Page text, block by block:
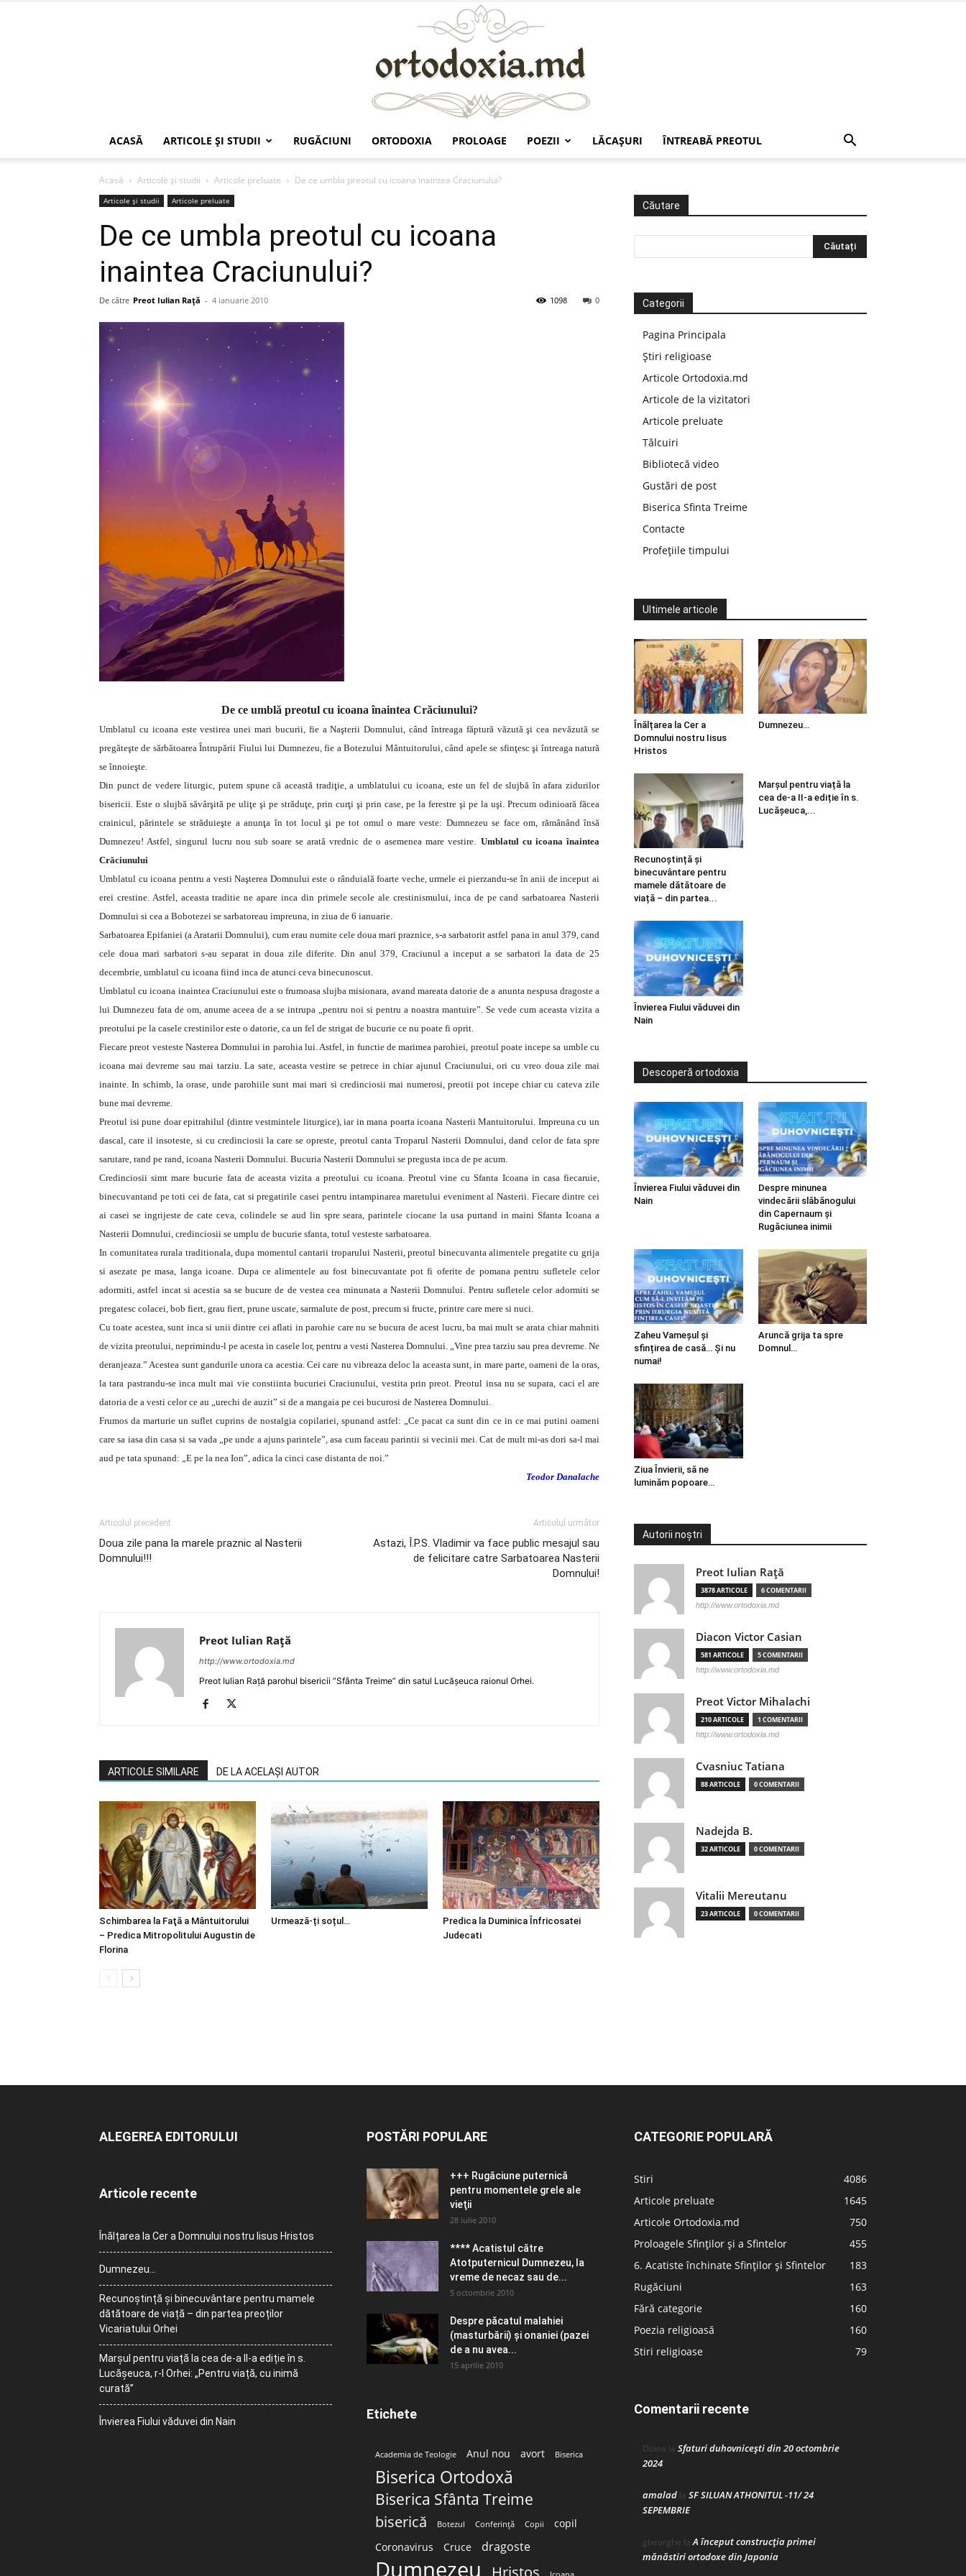
ACASĂ ARTICOLE ŞI STUDII RUGĂCIUNI ORTODOXIA PROLOAGE POEZII LĂCAŞURI ÎNTREABĂ PREOTUL
Acasă Articole şi studii Articole preluate De ce umbla preotul cu icoana inaintea Craciunului?
Articole şi studii Articole preluate
De ce umbla preotul cu icoana
inaintea Craciunului?
De către Preot Iulian Raţă - 4 ianuarie 2010 0
1098
De ce umblă preotul cu icoana înaintea Crăciunului?
Umblatul cu icoana este vestirea unei mari bucurii, fie a Naşterii Domnului, când întreaga făptură văzută şi cea nevăzută se
pregăteşte de sărbătoarea Întrupării Fiului lui Dumnezeu, fie a Botezului Mântuitorului, când apele se sfinţesc şi întreaga natură
se înnoieşte.
Din punct de vedere liturgic, putem spune că această tradiţie, a umblatului cu icoana, este un fel de slujbă în afara zidurilor
bisericii. Este o slujbă săvârşită pe uliţe şi pe străduţe, prin curţi şi prin case, pe la ferestre şi pe la uşi. Precum odinioară făcea
crainicul, părintele se străduieşte a anunţa în tot locul şi pe tot omul o mare veste: Dumnezeu se face om, rămânând însă
Dumnezeu! Astfel, singurul lucru nou sub soare se arată vrednic de o asemenea mare vestire. Umblatul cu icoana înaintea
Crăciunului
Umblatul cu icoana pentru a vesti Naşterea Domnului este o rânduială foarte veche, urmele ei pierzandu-se în anii de inceput ai
erei crestine. Astfel, aceasta traditie ne apare inca din primele secole ale crestinismului, inca de pe cand sarbatoarea Nasterii
Domnului si cea a Bobotezei se sarbatoreau impreuna, in ziua de 6 ianuarie.
Sarbatoarea Epifaniei (a Aratarii Domnului), cum erau numite cele doua mari praznice, s-a sarbatorit astfel pana in anul 379, cand
cele doua mari sarbatori s-au separat in doua zile diferite. Din anul 379, Craciunul a inceput a se sarbatori la data de 25
decembrie, umblatul cu icoana fiind inca de atunci ceva binecunoscut.
Umblatul cu icoana inaintea Craciunului este o frumoasa slujba misionara, avand mareata datorie de a anunta nespusa dragoste a
lui Dumnezeu fata de om, anume aceea de a se intrupa „pentru noi si pentru a noastra mantuire”. Se vede cum aceasta vizita a
preotului pe la casele crestinilor este o datorie, ca un fel de strigat de bucurie ce nu poate fi oprit.
Fiecare preot vesteste Nasterea Domnului in parohia lui. Astfel, in functie de marimea parohiei, preotul poate incepe sa umble cu
icoana mai devreme sau mai tarziu. La sate, aceasta vestire se petrece in chiar ajunul Craciunului, ori cu vreo doua zile mai
inainte. In schimb, la orase, unde parohiile sunt mai mari si credinciosii mai numerosi, preotii pot incepe chiar cu cateva zile
bune mai devreme.
Preotul isi pune doar epitrahilul (dintre vestmintele liturgice), iar in mana poarta icoana Nasterii Mantuitorului. Impreuna cu un
dascal, care il insoteste, si cu credinciosii la care se opreste, preotul canta Troparul Nasterii Domnului, dand celor de fata spre
sarutare, rand pe rand, icoana Nasterii Domnului. Bucuria Nasterii Domnului se pregusta inca de pe acum.
Credinciosii simt mare bucurie fata de aceasta vizita a preotului cu icoana. Preotul vine cu Sfanta Icoana in casa fiecaruie,
binecuvantand pe toti cei de fata, cat si pregatirile casei pentru intampinarea maretului eveniment al Nasterii. Fiecare dintre cei
ai casei se ingrijeste de cate ceva, colindele se aud lin spre seara, parintele ciocane la usa purtand in maini Sfanta Icoana a
Nasterii Domnului, credinciosii se umplu de bucurie sfanta, totul vesteste sarbatoarea.
In comunitatea rurala traditionala, dupa momentul cantarii troparului Nasterii, preotul binecuvanta alimentele pregatite cu grija
si asezate pe masa, langa icoane. Dupa ce alimentele au fost binecuvantate pot fi oferite de pomana pentru sufletele celor
adormiti, astfel incat si acestia sa se bucure de de vestea cea minunata a Nasterii Domnului. Pentru sufletele celor adormiti se
pregatesc colacei, bob fiert, grau fiert, prune uscate, sarmalute de post, precum si fructe, printre care mere si nuci.
Cu toate acestea, sunt inca si unii dintre cei aflati in parohie care nu se bucura de acest lucru, ba mai mult se arata chiar mahniti
de vizita preotului, neprimindu-l pe acesta in casele lor, pentru a vesti Nasterea Domnului. „Vine prea tarziu sau prea devreme. Ne
deranjeaza.” Acestea sunt gandurile unora ca acestia. Cei care nu vibreaza deloc la aceasta sunt, in mare parte, oameni de la oras,
la tara pastrandu-se inca mult mai vie constiinta bucuriei Craciunului, vestita prin preot. Preotul insa nu se supara, caci el are
datoria de a vesti celor ce au „urechi de auzit” si de a mangaia pe cei bucurosi de Nasterea Domnului.
Frumos da marturie un suflet cuprins de nostalgia copilariei, spunand astfel: „Ce pacat ca sunt din ce in ce mai putini oameni
care sa iasa din casa si sa vada „pe unde a ajuns parintele”, asa cum faceau parintii si vecinii mei. Cat de mult mi-as dori sa-l mai
aud pe tata spunand: „E pe la nea Ion”, adica la cinci case distanta de noi.”
Teodor Danalache
Articolul precedent
Doua zile pana la marele praznic al Nasterii
Domnului!!!
Articolul următor
Astazi, Î.P.S. Vladimir va face public mesajul sau
de felicitare catre Sarbatoarea Nasterii
Domnului!
Preot Iulian Raţă
http://www.ortodoxia.md
Preot Iulian Rață parohul bisericii ”Sfânta Treime” din satul Lucășeuca raionul Orhei.
ARTICOLE SIMILARE DE LA ACELAȘI AUTOR
Schimbarea la Faţă a Mântuitorului
– Predica Mitropolitului Augustin de
Florina
Urmează-ți soțul…
Predica la Duminica Înfricosatei
Judecati
Căutare
Categorii
Pagina Principala
Știri religioase
Articole Ortodoxia.md
Articole de la vizitatori
Articole preluate
Tâlcuiri
Bibliotecă video
Gustări de post
Biserica Sfinta Treime
Contacte
Profețiile timpului
Ultimele articole
Înălțarea la Cer a
Domnului nostru Iisus
Hristos
Dumnezeu…
Recunoștință și
binecuvântare pentru
mamele dătătoare de
viață – din partea...
Marșul pentru viață la
cea de-a II-a ediție în s.
Lucășeuca,...
Învierea Fiului văduvei din
Nain
Descoperă ortodoxia
Învierea Fiului văduvei din
Nain
Despre minunea
vindecării slăbănogului
din Capernaum și
Rugăciunea inimii
Zaheu Vameșul și
sfințirea de casă… Și nu
numai!
Aruncă grija ta spre
Domnul…
Ziua Învierii, să ne
luminăm popoare…
Autorii noștri
Preot Iulian Raţă
3878 ARTICOLE 6 COMENTARII
http://www.ortodoxia.md
Diacon Victor Casian
581 ARTICOLE 5 COMENTARII
http://www.ortodoxia.md
Preot Victor Mihalachi
210 ARTICOLE 1 COMENTARII
http://www.ortodoxia.md
Cvasniuc Tatiana
88 ARTICOLE 0 COMENTARII
Nadejda B.
32 ARTICOLE 0 COMENTARII
Vitalii Mereutanu
23 ARTICOLE 0 COMENTARII
ALEGEREA EDITORULUI
Articole recente
Înălțarea la Cer a Domnului nostru Iisus Hristos
Dumnezeu…
Recunoștință și binecuvântare pentru mamele
dătătoare de viață – din partea preoților
Vicariatului Orhei
Marșul pentru viață la cea de-a II-a ediție în s.
Lucășeuca, r-l Orhei: „Pentru viață, cu inimă
curată”
Învierea Fiului văduvei din Nain
POSTĂRI POPULARE
+++ Rugăciune puternică
pentru momentele grele ale
vieţii
28 iulie 2010
**** Acatistul către
Atotputernicul Dumnezeu, la
vreme de necaz sau de...
5 octombrie 2010
Despre păcatul malahiei
(masturbării) şi onaniei (pazei
de a nu avea...
15 aprilie 2010
Etichete
Academia de Teologie Anul nou avort Biserica
Biserica Ortodoxă
Biserica Sfânta Treime
biserică Botezul Conferință Copii
copil
Coronavirus
Cruce dragoste
Dumnezeu Hristos
CATEGORIE POPULARĂ
Stiri
4086
Articole preluate
1645
Articole Ortodoxia.md
750
Proloagele Sfinților și a Sfintelor
455
6. Acatiste închinate Sfinților și Sfintelor
183
Rugăciuni
163
Fără categorie
160
Poezia religioasă
160
Stiri religioase
79
Comentarii recente
Doina la Sfaturi duhovnicești din 20 octombrie
2024
amalad la SF SILUAN ATHONITUL -11/ 24
SEPEMBRIE
gheorghe laA început construcţia primei
mănăstiri ortodoxe din Japonia